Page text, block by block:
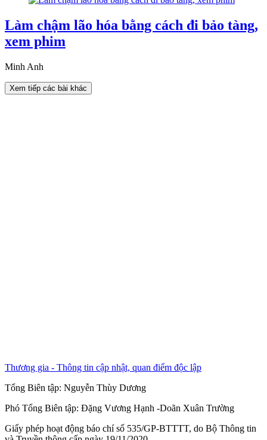
Làm chậm lão hóa bằng cách đi bảo tàng,
xem phim
Minh Anh
Xem tiếp các bài khác
Thương gia - Thông tin cập nhật, quan điểm độc lập
Tổng Biên tập: Nguyễn Thùy Dương
Phó Tổng Biên tập: Đặng Vương Hạnh -Doãn Xuân Trường
Giấy phép hoạt động báo chí số 535/GP-BTTTT, do Bộ Thông tin